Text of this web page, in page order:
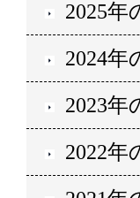
2025年
2024年
2023年
2022年